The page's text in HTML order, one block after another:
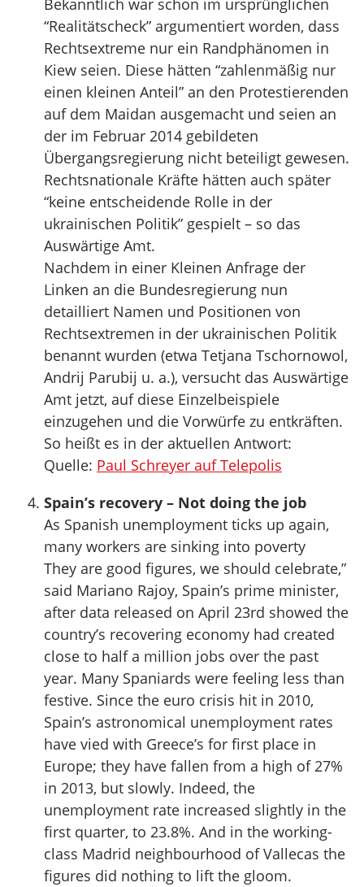
Bekanntlich war schon im ursprünglichen
“Realitätscheck” argumentiert worden, dass
Rechtsextreme nur ein Randphänomen in
Kiew seien. Diese hätten “zahlenmäßig nur
einen kleinen Anteil” an den Protestierenden
auf dem Maidan ausgemacht und seien an
der im Februar 2014 gebildeten
Übergangsregierung nicht beteiligt gewesen.
Rechtsnationale Kräfte hätten auch später
“keine entscheidende Rolle in der
ukrainischen Politik” gespielt – so das
Auswärtige Amt.
Nachdem in einer Kleinen Anfrage der
Linken an die Bundesregierung nun
detailliert Namen und Positionen von
Rechtsextremen in der ukrainischen Politik
benannt wurden (etwa Tetjana Tschornowol,
Andrij Parubij u. a.), versucht das Auswärtige
Amt jetzt, auf diese Einzelbeispiele
einzugehen und die Vorwürfe zu entkräften.
So heißt es in der aktuellen Antwort:
Quelle: Paul Schreyer auf Telepolis
Spain’s recovery – Not doing the job
As Spanish unemployment ticks up again,
many workers are sinking into poverty
They are good figures, we should celebrate,”
said Mariano Rajoy, Spain’s prime minister,
after data released on April 23rd showed the
country’s recovering economy had created
close to half a million jobs over the past
year. Many Spaniards were feeling less than
festive. Since the euro crisis hit in 2010,
Spain’s astronomical unemployment rates
have vied with Greece’s for first place in
Europe; they have fallen from a high of 27%
in 2013, but slowly. Indeed, the
unemployment rate increased slightly in the
first quarter, to 23.8%. And in the working-
class Madrid neighbourhood of Vallecas the
figures did nothing to lift the gloom.